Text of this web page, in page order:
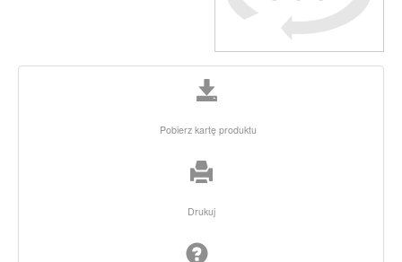
Pobierz kartę produktu
Drukuj